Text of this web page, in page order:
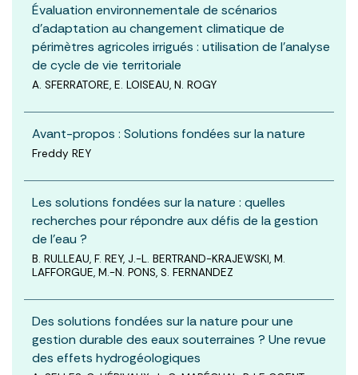
Évaluation environnementale de scénarios
d’adaptation au changement climatique de
périmètres agricoles irrigués : utilisation de l’analyse
de cycle de vie territoriale
A. SFERRATORE, E. LOISEAU, N. ROGY
Avant-propos : Solutions fondées sur la nature
Freddy REY
Les solutions fondées sur la nature : quelles
recherches pour répondre aux défis de la gestion
de l’eau ?
B. RULLEAU, F. REY, J.-L. BERTRAND-KRAJEWSKI, M.
LAFFORGUE, M.-N. PONS, S. FERNANDEZ
Des solutions fondées sur la nature pour une
gestion durable des eaux souterraines ? Une revue
des effets hydrogéologiques